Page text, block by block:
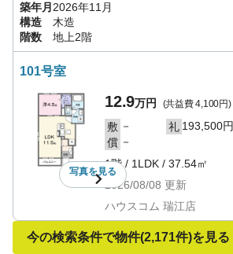
築年月 2026年11月
構造
木造
階数
地上2階
101号室
写真を見る
12.9万円 (共益費4,100円)
敷 － 礼 193,500円
償 －
1階/ 1LDK / 37.54㎡
2026/08/08 更新
ハウスコム 瑞江店
今の検索条件で物件(2,171件)を見る